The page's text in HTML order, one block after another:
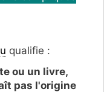
qualifie :
ou un livre,
pas l'origine